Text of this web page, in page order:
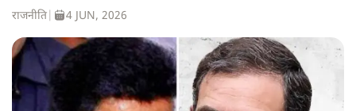
राजनीति 4 JUN, 2026